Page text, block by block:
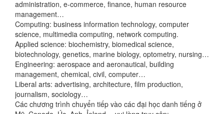
administration, e-commerce, finance, human resource
management…
Computing: business information technology, computer
science, multimedia computing, network computing.
Applied science: biochemistry, biomedical science,
biotechnology, genetics, marine biology, optometry, nursing…
Engineering: aerospace and aeronautical, building
management, chemical, civil, computer…
Liberal arts: advertising, architecture, film production,
journalism, sociology…
Các chương trình chuyển tiếp vào các đại học danh tiếng ở